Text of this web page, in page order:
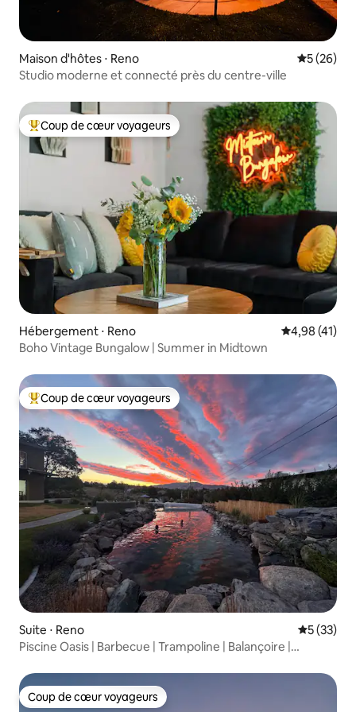
Maison d'hôtes ⋅ Reno
5 (26)
Studio moderne et connecté près du centre-ville
Coups de cœur voyageurs les plus appréciés
Coup de cœur voyageurs
Hébergement ⋅ Reno Évaluation
4,98 (41)
Boho Vintage Bungalow | Summer in Midtown
Coups de cœur voyageurs les plus appréciés
Coup de cœur voyageurs
Suite ⋅ Reno
5 (33)
Piscine Oasis | Barbecue | Trampoline | Balançoire |
Coup de cœur voyageurs
Coup de cœur voyageurs